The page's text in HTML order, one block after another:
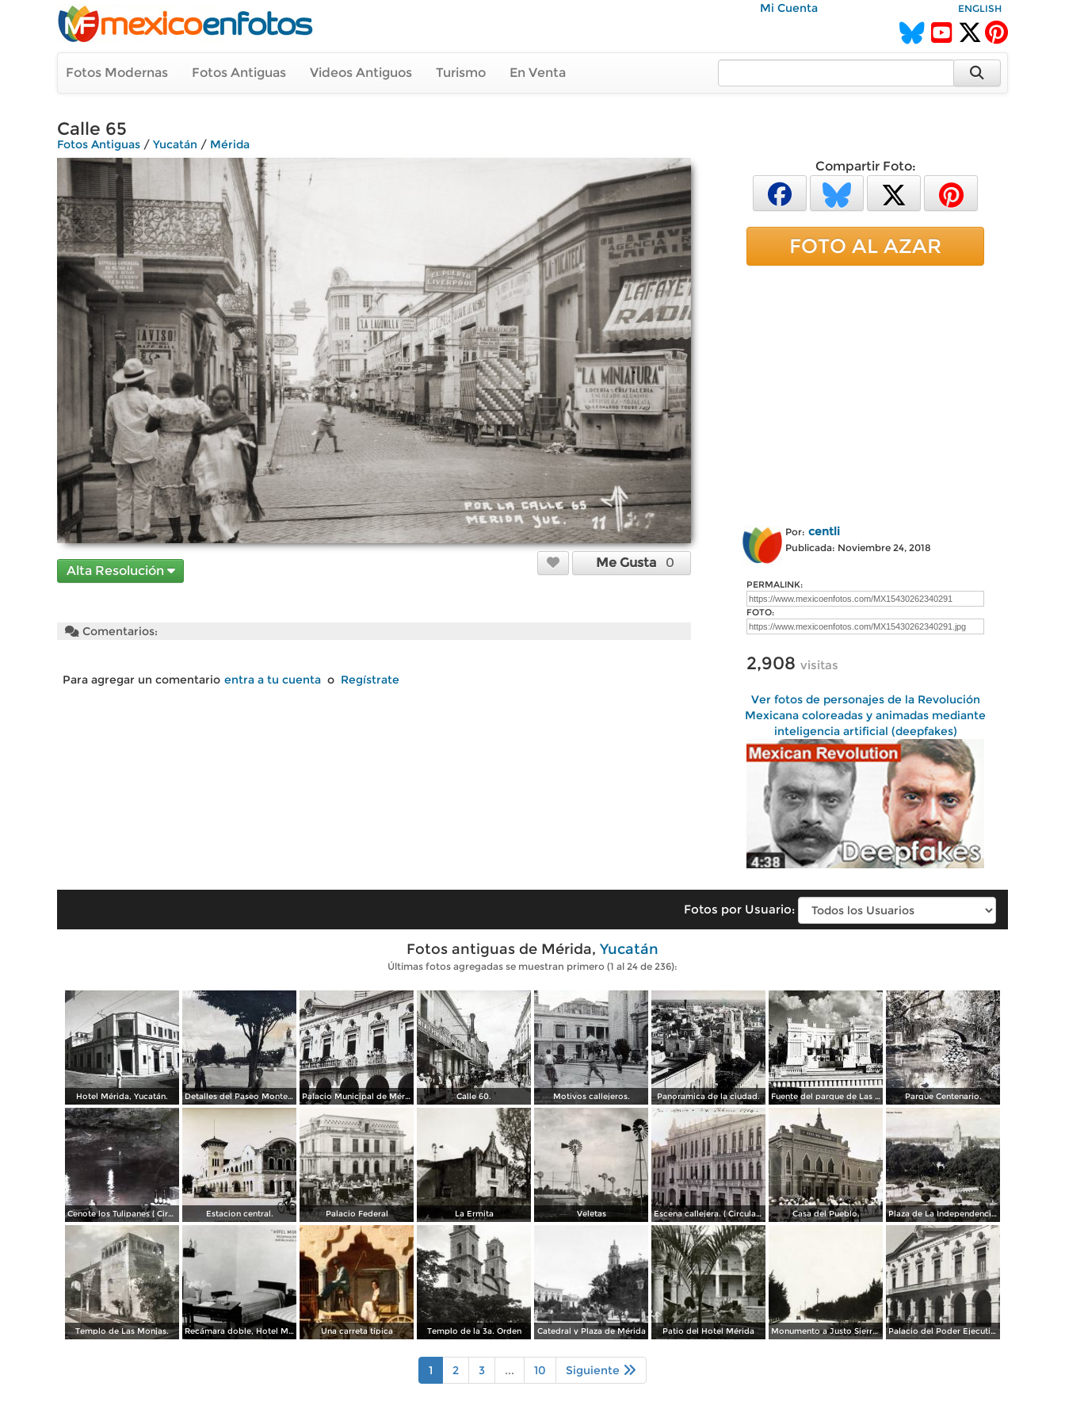
Mi Cuenta ENGLISH
Fotos Modernas Fotos Antiguas Videos Antiguos Turismo En Venta
Calle 65
Fotos Antiguas / Yucatán / Mérida
Alta Resolución
Me Gusta 0
Comentarios:
Para agregar un comentario entra a tu cuenta o Regístrate
Compartir Foto:
FOTO AL AZAR
Por: centli
Publicada: Noviembre 24, 2018
PERMALINK:
FOTO:
2,908 visitas
Ver fotos de personajes de la Revolución
Mexicana coloreadas y animadas mediante
inteligencia artificial (deepfakes)
Fotos por Usuario:
Fotos antiguas de Mérida, Yucatán
Últimas fotos agregadas se muestran primero (1 al 24 de 236):
Hotel Mérida, Yucatán. Detalles del Paseo Montejo. Palacio Municipal de Mérida, Yucatán. Calle 60. Motivos callejeros. Panoramica de la ciudad. Fuente del parque de Las Americas. ( Circulada el 15 de Diciembre de 1938 ). Parque Centenario.
Cenote los Tulipanes ( Circulada el 11 de Junio de 1966 ). Estacion central. Palacio Federal La Ermita Veletas Escena callejera. ( Circulada el 24 de Febrero de 1910 ). Casa del Pueblo. Plaza de La Independencia Mérida, Yucatán.
Templo de Las Monjas. Recámara doble, Hotel Montejo Una carreta típica Templo de la 3a. Orden Catedral y Plaza de Mérida Patio del Hotel Mérida Monumento a Justo Sierra y Paseo Montejo Palacio del Poder Ejecutivo
1 2 3 ... 10 Siguiente